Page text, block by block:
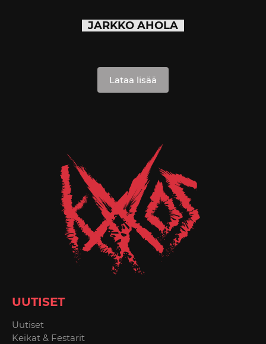
JARKKO AHOLA
Lataa lisää
UUTISET
Uutiset
Keikat & Festarit